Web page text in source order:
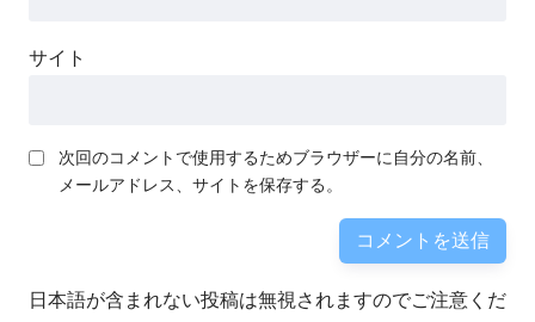
サイト
次回のコメントで使用するためブラウザーに自分の名前、
メールアドレス、サイトを保存する。
日本語が含まれない投稿は無視されますのでご注意くだ